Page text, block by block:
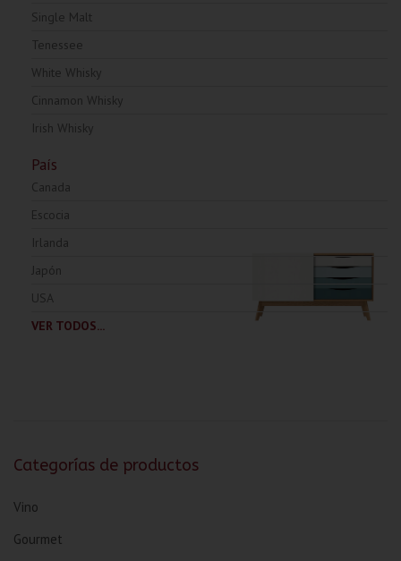
Single Malt
Tenessee
White Whisky
Cinnamon Whisky
Irish Whisky
País
Canada
Escocia
Irlanda
Japón
USA
VER TODOS...
Categorías de productos
Vino
Gourmet